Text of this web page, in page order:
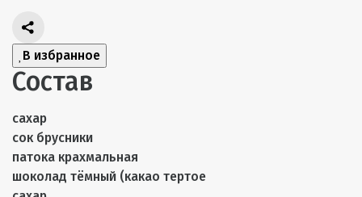
В избранное
Состав
сахар
сок брусники
патока крахмальная
шоколад тёмный (какао тертое